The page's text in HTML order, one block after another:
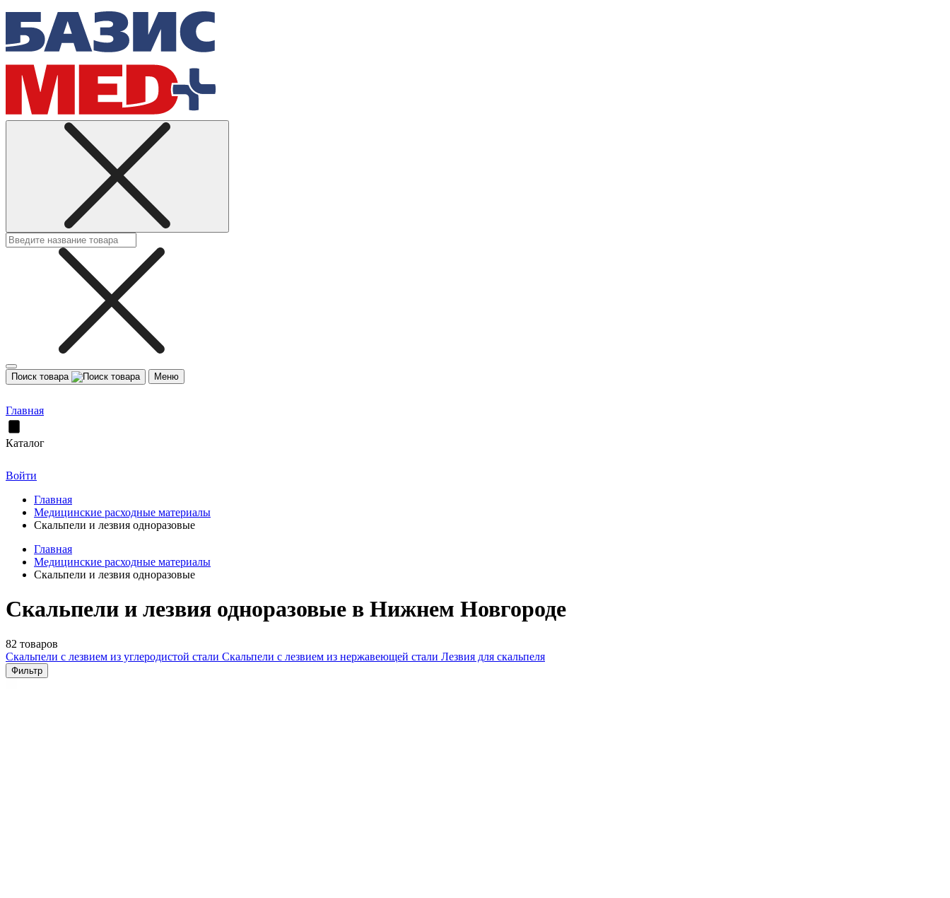
Поиск товара Меню
Главная
Каталог
Войти
Главная
Медицинские расходные материалы
Скальпели и лезвия одноразовые
Главная
Медицинские расходные материалы
Скальпели и лезвия одноразовые
Скальпели и лезвия одноразовые в Нижнем Новгороде
82 товаров
Скальпели с лезвием из углеродистой стали Скальпели с лезвием из нержавеющей стали Лезвия для скальпеля
Фильтр